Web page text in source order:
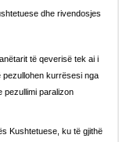
dhe rivendosjes
të qeverisë tek ai i
pezullohen kurrësesi nga
pezullimi paralizon
Kushtetuese, ku të gjithë